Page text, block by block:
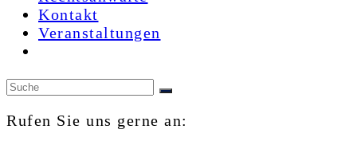
Kontakt
Veranstaltungen
search
Rufen Sie uns gerne an: